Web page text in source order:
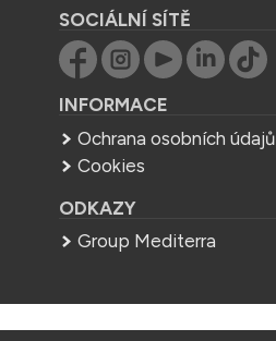
SOCIÁLNÍ SÍTĚ
INFORMACE
Ochrana osobních údajů
Cookies
ODKAZY
Group Mediterra